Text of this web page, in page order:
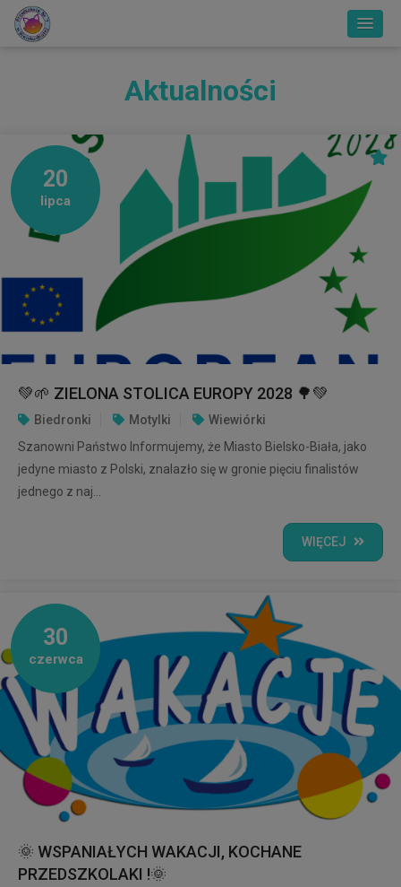
Aktualności
20
lipca
💚🌱 ZIELONA STOLICA EUROPY 2028 🌳💚
Biedronki Motylki
Wiewiórki
Szanowni Państwo Informujemy, że Miasto Bielsko-Biała, jako
jedyne miasto z Polski, znalazło się w gronie pięciu finalistów
jednego z naj...
WIĘCEJ
30
czerwca
🌞 WSPANIAŁYCH WAKACJI, KOCHANE
PRZEDSZKOLAKI !🌞